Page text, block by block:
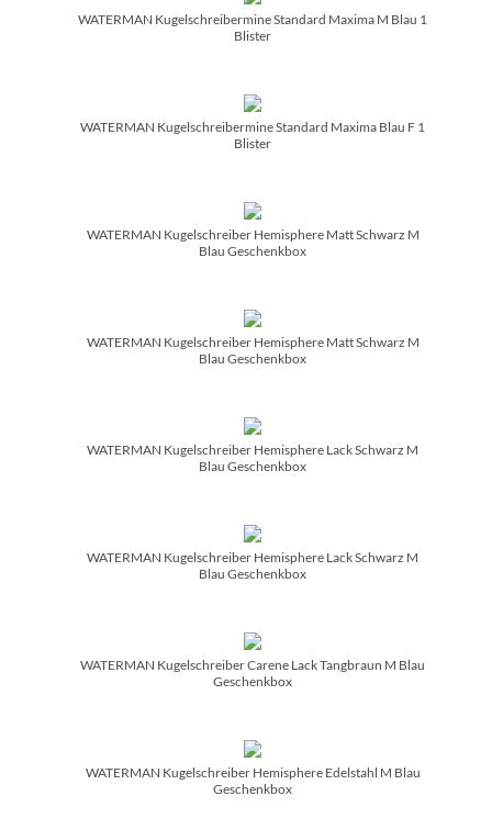
WATERMAN Kugelschreibermine Standard Maxima M Blau 1
Blister
WATERMAN Kugelschreibermine Standard Maxima Blau F 1
Blister
WATERMAN Kugelschreiber Hemisphere Matt Schwarz M
Blau Geschenkbox
WATERMAN Kugelschreiber Hemisphere Matt Schwarz M
Blau Geschenkbox
WATERMAN Kugelschreiber Hemisphere Lack Schwarz M
Blau Geschenkbox
WATERMAN Kugelschreiber Hemisphere Lack Schwarz M
Blau Geschenkbox
WATERMAN Kugelschreiber Carene Lack Tangbraun M Blau
Geschenkbox
WATERMAN Kugelschreiber Hemisphere Edelstahl M Blau
Geschenkbox